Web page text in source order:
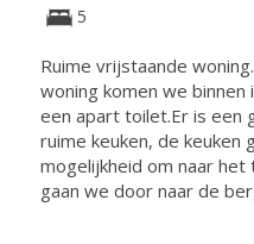
5
Ruime vrijstaande
woning komen we binnen
een apart toilet.Er is een
ruime keuken, de
mogelijkheid om naar
gaan we door naar de